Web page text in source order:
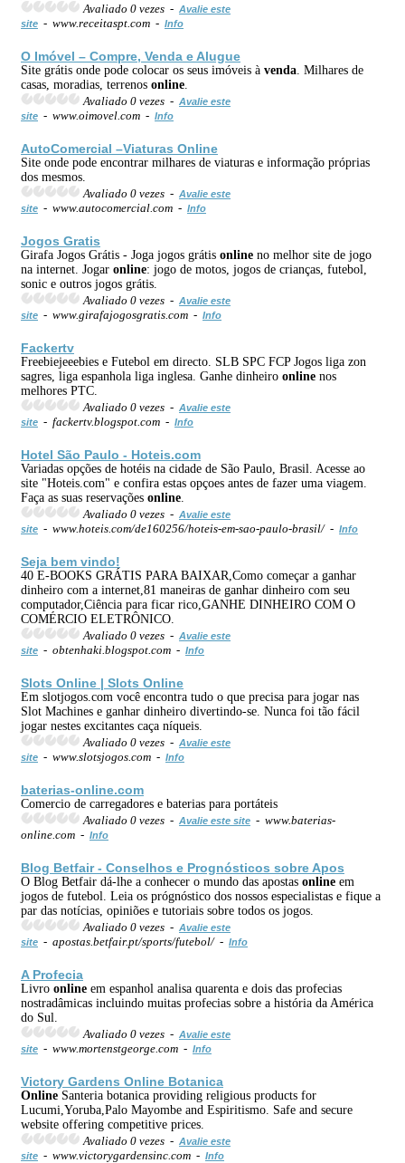
Avaliado 0 vezes - Avalie este
site - www.receitaspt.com - Info
O Imóvel – Compre, Venda e Alugue
Site grátis onde pode colocar os seus imóveis à venda . Milhares de
casas, moradias, terrenos online
Avaliado 0 vezes - Avalie este
site - www.oimovel.com - Info
AutoComercial –Viaturas Online
Site onde pode encontrar milhares de viaturas e informação próprias
dos mesmos.
Avaliado 0 vezes - Avalie este
site - www.autocomercial.com - Info
Jogos Gratis
Girafa Jogos Grátis - Joga jogos grátis online no melhor site de jogo
na internet. Jogar online: jogo de motos, jogos de crianças, futebol,
sonic e outros jogos grátis.
Avaliado 0 vezes - Avalie este
site - www.girafajogosgratis.com - Info
Fackertv
Freebiejeeebies e Futebol em directo. SLB SPC FCP Jogos liga zon
sagres, liga espanhola liga inglesa. Ganhe dinheiro online nos
melhores PTC.
Avaliado 0 vezes - Avalie este
site - fackertv.blogspot.com - Info
Hotel São Paulo - Hoteis.com
Variadas opções de hotéis na cidade de São Paulo, Brasil. Acesse ao
site "Hoteis.com" e confira estas opçoes antes de fazer uma viagem.
Faça as suas reservações online
Avaliado 0 vezes - Avalie este
site - www.hoteis.com/de160256/hoteis-em-sao-paulo-brasil/ - Info
Seja bem vindo!
40 E-BOOKS GRÁTIS PARA BAIXAR,Como começar a ganhar
dinheiro com a internet,81 maneiras de ganhar dinheiro com seu
computador,Ciência para ficar rico,GANHE DINHEIRO COM O
COMÉRCIO ELETRÔNICO.
Avaliado 0 vezes - Avalie este
site - obtenhaki.blogspot.com - Info
Slots Online | Slots Online
Em slotjogos.com você encontra tudo o que precisa para jogar nas
Slot Machines e ganhar dinheiro divertindo-se. Nunca foi tão fácil
jogar nestes excitantes caça níqueis.
Avaliado 0 vezes - Avalie este
site - www.slotsjogos.com - Info
baterias-online.com
Comercio de carregadores e baterias para portáteis
Avaliado 0 vezes - Avalie este site - www.baterias-
online.com - Info
Blog Betfair - Conselhos e Prognósticos sobre Apos
O Blog Betfair dá-lhe a conhecer o mundo das apostas online em
jogos de futebol. Leia os prógnóstico dos nossos especialistas e fique a
par das notícias, opiniões e tutoriais sobre todos os jogos.
Avaliado 0 vezes - Avalie este
site - apostas.betfair.pt/sports/futebol/ - Info
A Profecia
Livro online em espanhol analisa quarenta e dois das profecias
nostradâmicas incluindo muitas profecias sobre a história da América
do Sul.
Avaliado 0 vezes - Avalie este
site - www.mortenstgeorge.com - Info
Victory Gardens Online Botanica
Online Santeria botanica providing religious products for
Lucumi,Yoruba,Palo Mayombe and Espiritismo. Safe and secure
website offering competitive prices.
Avaliado 0 vezes - Avalie este
site - www.victorygardensinc.com - Info